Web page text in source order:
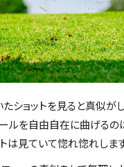
ョットを見ると真似がし
ルを自由自在に曲げるの
は見ていて惚れ惚れします